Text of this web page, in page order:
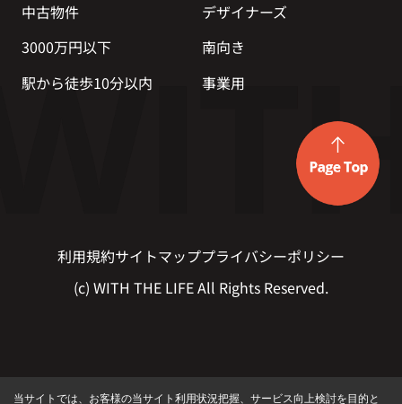
中古物件
デザイナーズ
3000万円以下
南向き
駅から徒歩10分以内
事業用
利用規約サイトマッププライバシーポリシー
(c) WITH THE LIFE All Rights Reserved.
当サイトでは、お客様の当サイト利用状況把握、サービス向上検討を目的と